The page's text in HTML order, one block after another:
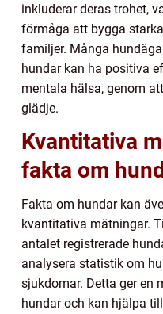
inkluderar deras trohet,
förmåga att bygga
familjer. Många
hundar kan ha positiva
mentala hälsa, genom
glädje.
Kvantitativa
fakta om
Fakta om hundar kan
kvantitativa mätningar.
antalet registrerade
analysera statistik om
sjukdomar. Detta ger en
hundar och kan hjälpa